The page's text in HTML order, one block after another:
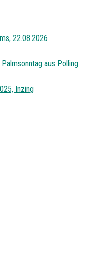
22.08.2026
aus Polling
Inzing